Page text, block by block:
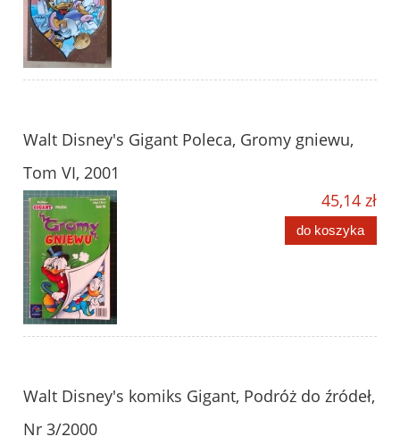
Walt Disney's Gigant Poleca, Gromy gniewu,
Tom VI, 2001
45,14 zł
do koszyka
Walt Disney's komiks Gigant, Podróż do źródeł,
Nr 3/2000